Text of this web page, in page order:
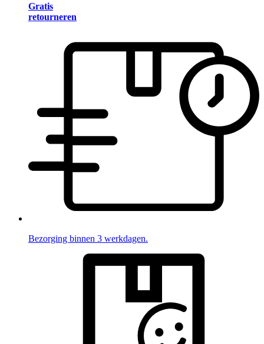
Gratis
retourneren
Bezorging binnen 3 werkdagen.